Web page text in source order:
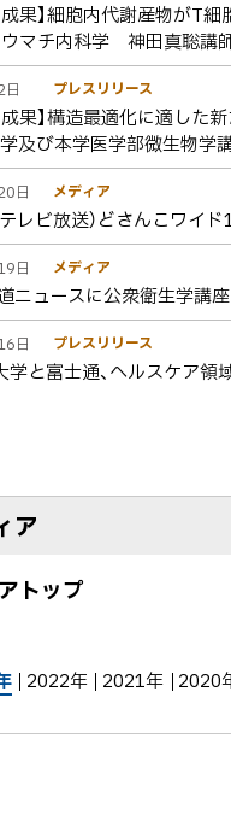
成果】細胞内代謝産物がT
ウマチ内科学 神田真聡
プレスリリース
成果】構造最適化に適し
学及び本学医学部微生物
日 メディア
テレビ放送）どさんこワイ
日 メディア
ニュースに公衆衛生学講
日 プレスリリース
学と富士通、ヘルスケア
ア
トップ
2022年 2021年 2020